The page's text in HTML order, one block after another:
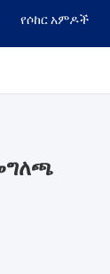
የሶከር አምዶች